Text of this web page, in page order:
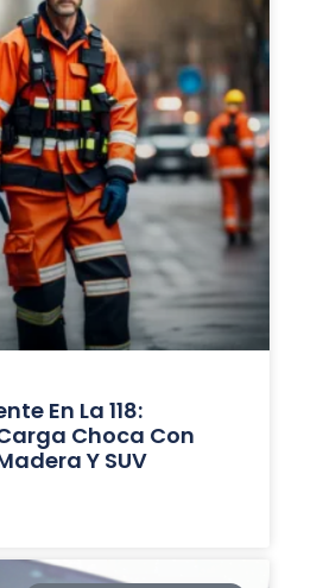
En La 118:
Choca Con
Y SUV